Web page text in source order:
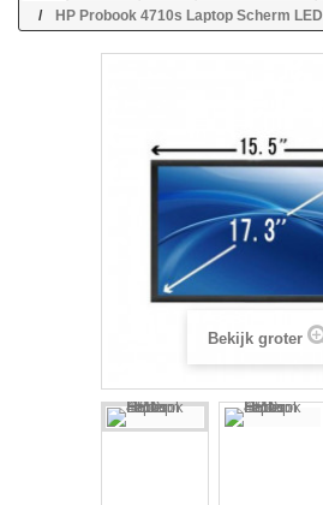
HP Probook 4710s Laptop Scherm LED
Bekijk groter